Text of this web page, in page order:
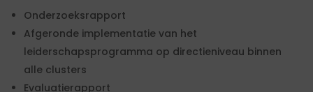
Onderzoeksrapport
Afgeronde implementatie van het
leiderschapsprogramma op directieniveau binnen
alle clusters
Evaluatierapport